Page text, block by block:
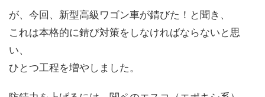
が、今回、新型高級ワゴン車が錆びた！と聞き、
これは本格的に錆び対策をしなければならないと思
い、
ひとつ工程を増やしました。